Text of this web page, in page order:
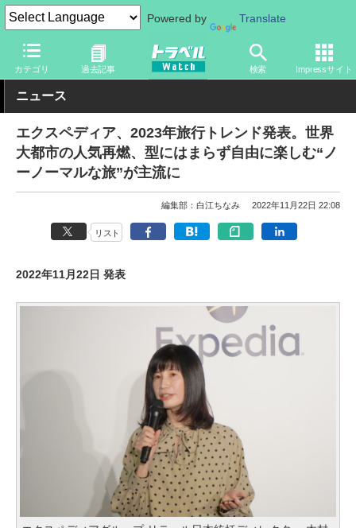
Powered by Translate
カテゴリ 過去記事 検索 Impressサイト
トラベル Watch 地域 海外旅行 東アジア
ニュース
エクスペディア、2023年旅行トレンド発表。世界
大都市の人気再燃、型にはまらず自由に楽しむ“ノ
ーノーマルな旅”が主流に
編集部：白江ちなみ 2022年11月22日 22:08
リスト
2022年11月22日 発表